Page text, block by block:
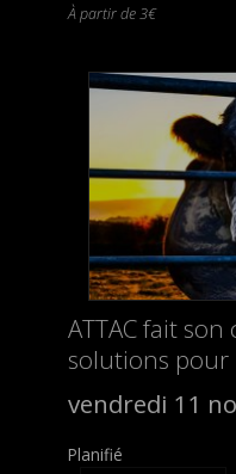
À partir de 3€
ATTAC fait
solutions pour
vendredi 11
Planifié